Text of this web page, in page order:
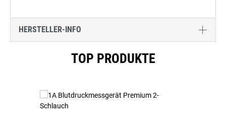
HERSTELLER-INFO
TOP PRODUKTE